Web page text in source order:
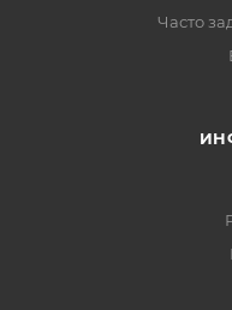
Часто